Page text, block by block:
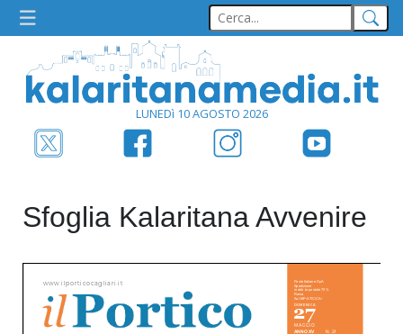
LUNEDì 10 AGOSTO 2026
Sfoglia Kalaritana Avvenire